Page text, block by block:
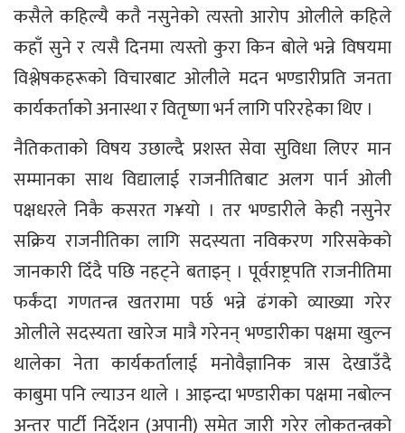
कसैले कहिल्यै कतै नसुनेको त्यस्तो आरोप ओलीले कहिले
कहाँ सुने र त्यसै दिनमा त्यस्तो कुरा किन बोले भन्ने विषयमा
विश्लेषकहरूको विचारबाट ओलीले मदन भण्डारीप्रति जनता
कार्यकर्ताको अनास्था र वितृष्णा भर्न लागि परिरहेका थिए ।
नैतिकताको विषय उछाल्दै प्रशस्त सेवा सुविधा लिएर मान
सम्मानका साथ विद्यालाई राजनीतिबाट अलग पार्न ओली
पक्षधरले निकै कसरत ग¥यो । तर भण्डारीले केही नसुनेर
सक्रिय राजनीतिका लागि सदस्यता नविकरण गरिसकेको
जानकारी दिँदै पछि नहट्ने बताइन् । पूर्वराष्ट्रपति राजनीतिमा
फर्कंदा गणतन्त्र खतरामा पर्छ भन्ने ढंगको व्याख्या गरेर
ओलीले सदस्यता खारेज मात्रै गरेनन् भण्डारीका पक्षमा खुल्न
थालेका नेता कार्यकर्तालाई मनोवैज्ञानिक त्रास देखाउँदै
काबुमा पनि ल्याउन थाले । आइन्दा भण्डारीका पक्षमा नबोल्न
अन्तर पार्टी निर्देशन (अपानी) समेत जारी गरेर लोकतन्त्रको